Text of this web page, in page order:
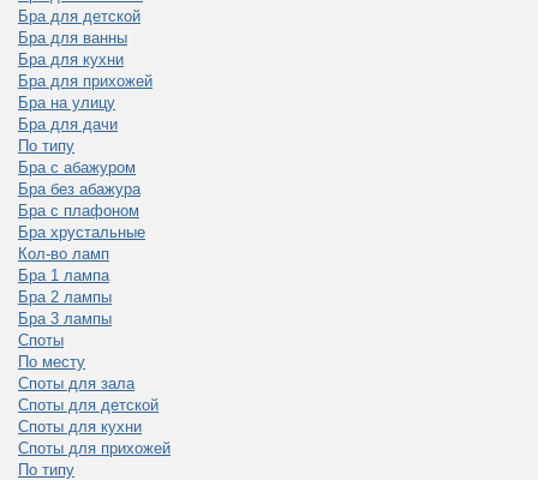
Бра для детской
Бра для ванны
Бра для кухни
Бра для прихожей
Бра на улицу
Бра для дачи
По типу
Бра с абажуром
Бра без абажура
Бра с плафоном
Бра хрустальные
Кол-во ламп
Бра 1 лампа
Бра 2 лампы
Бра 3 лампы
Споты
По месту
Споты для зала
Споты для детской
Споты для кухни
Споты для прихожей
По типу